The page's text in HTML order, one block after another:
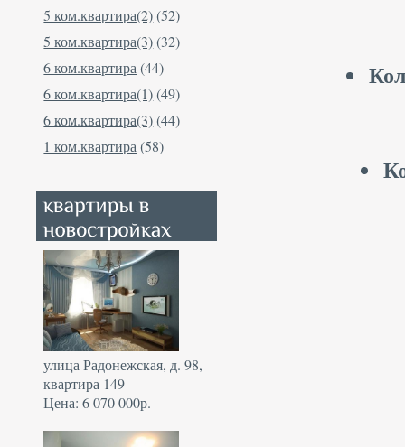
5 ком.квартира(2)(52)
5 ком.квартира(3)(32)
6 ком.квартира (44)
6 ком.квартира(1)(49)
6 ком.квартира(3)(44)
1 ком.квартира (58)
улица Радонежская, д. 98,
квартира 149
Цена: 6 070 000р.